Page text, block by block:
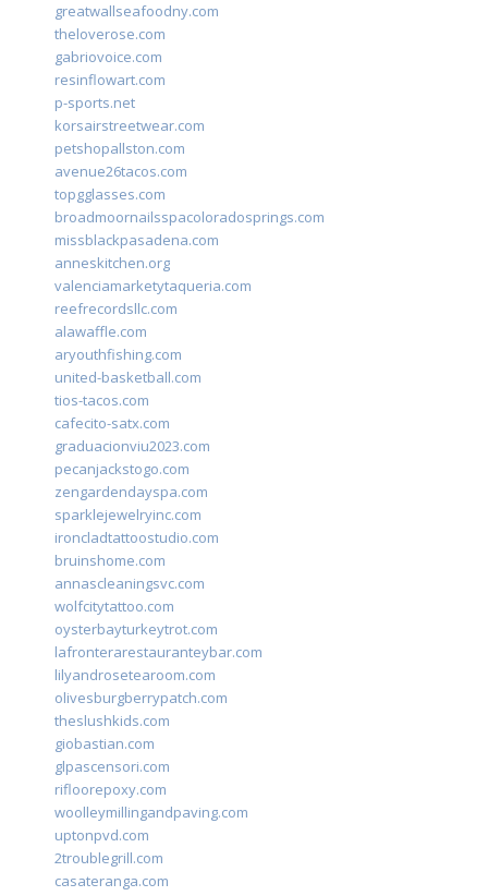
greatwallseafoodny.com
theloverose.com
gabriovoice.com
resinflowart.com
p-sports.net
korsairstreetwear.com
petshopallston.com
avenue26tacos.com
topgglasses.com
broadmoornailsspacoloradosprings.com
missblackpasadena.com
anneskitchen.org
valenciamarketytaqueria.com
reefrecordsllc.com
alawaffle.com
aryouthfishing.com
united-basketball.com
tios-tacos.com
cafecito-satx.com
graduacionviu2023.com
pecanjackstogo.com
zengardendayspa.com
sparklejewelryinc.com
ironcladtattoostudio.com
bruinshome.com
annascleaningsvc.com
wolfcitytattoo.com
oysterbayturkeytrot.com
lafronterarestauranteybar.com
lilyandrosetearoom.com
olivesburgberrypatch.com
theslushkids.com
giobastian.com
glpascensori.com
rifloorepoxy.com
woolleymillingandpaving.com
uptonpvd.com
2troublegrill.com
casateranga.com